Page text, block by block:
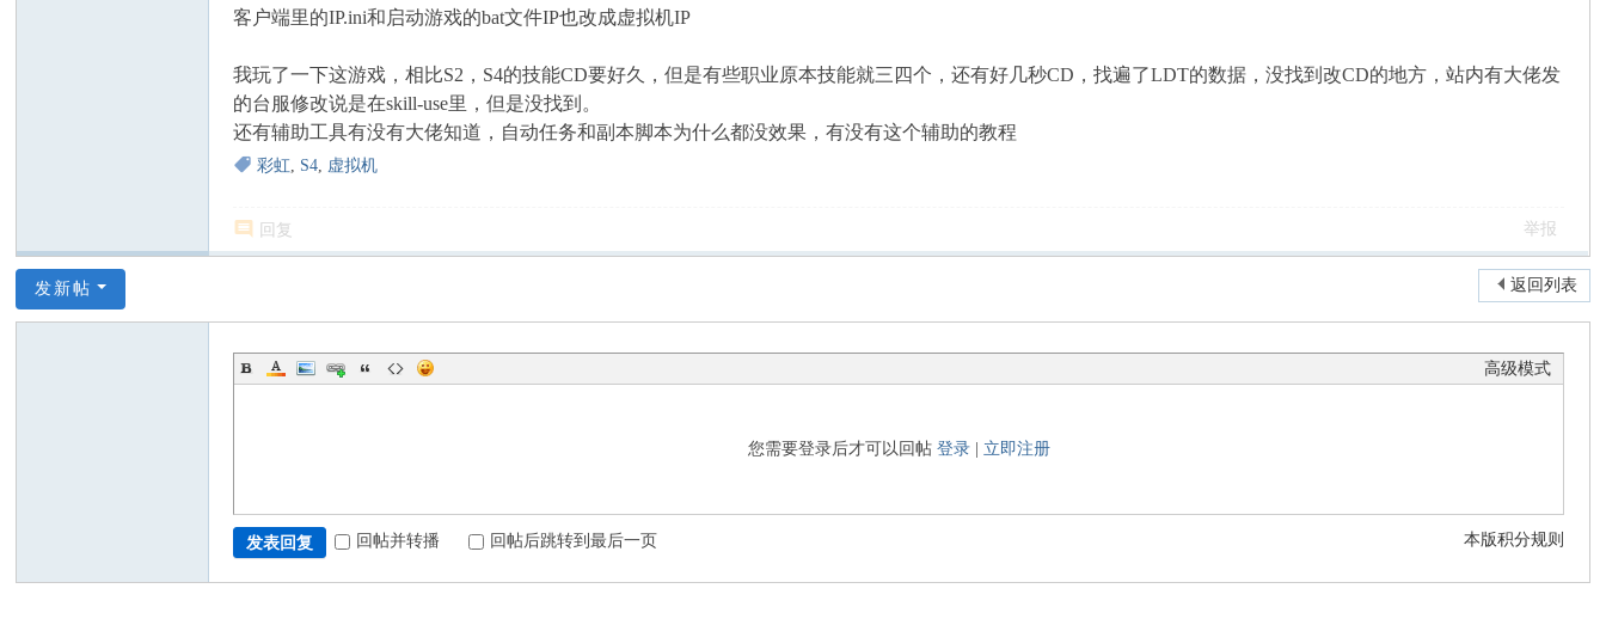
客户端里的IP.ini和启动游戏的bat文件IP也改成虚拟机IP
我玩了一下这游戏，相比S2，S4的技能CD要好久，但是有些职业原本技能就三四个，还有好几秒CD，找遍了LDT的数据，没找到改CD的地方，站内有大佬发
的台服修改说是在skill-use里，但是没找到。
还有辅助工具有没有大佬知道，自动任务和副本脚本为什么都没效果，有没有这个辅助的教程
彩虹, S4, 虚拟机
回复 举报
返回列表
发新帖
高级模式
您需要登录后才可以回帖 登录| 立即注册
本版积分规则
发表回复 回帖并转播 回帖后跳转到最后一页